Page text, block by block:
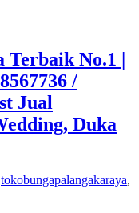
Terbaik No.1 |
/
Jual
Duka
tokobungapalangakaraya,